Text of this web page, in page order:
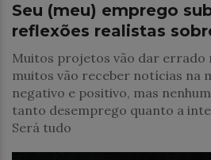
Seu (meu) emprego
reflexões realistas
Muitos projetos vão dar errado
muitos vão receber notícias na
negativo e positivo, mas
tanto desemprego quanto a
Será tudo